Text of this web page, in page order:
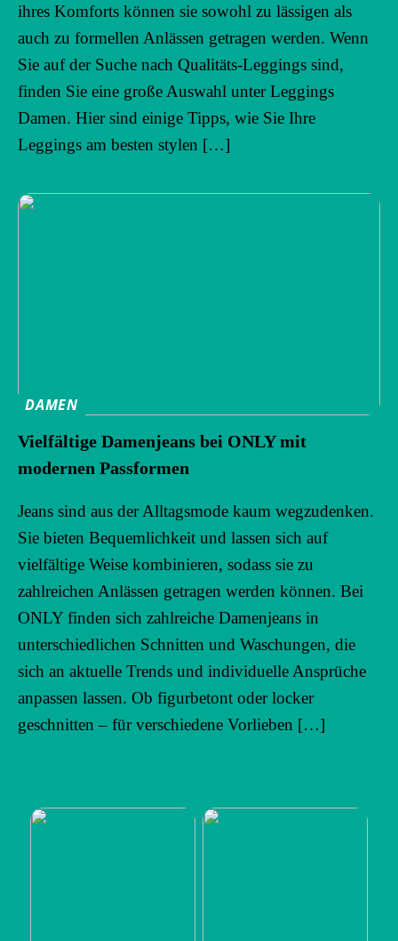
ihres Komforts können sie sowohl zu lässigen als
auch zu formellen Anlässen getragen werden. Wenn
Sie auf der Suche nach Qualitäts-Leggings sind,
finden Sie eine große Auswahl unter Leggings
Damen. Hier sind einige Tipps, wie Sie Ihre
Leggings am besten stylen […]
DAMEN
Vielfältige Damenjeans bei ONLY mit
modernen Passformen
Jeans sind aus der Alltagsmode kaum wegzudenken.
Sie bieten Bequemlichkeit und lassen sich auf
vielfältige Weise kombinieren, sodass sie zu
zahlreichen Anlässen getragen werden können. Bei
ONLY finden sich zahlreiche Damenjeans in
unterschiedlichen Schnitten und Waschungen, die
sich an aktuelle Trends und individuelle Ansprüche
anpassen lassen. Ob figurbetont oder locker
geschnitten – für verschiedene Vorlieben […]